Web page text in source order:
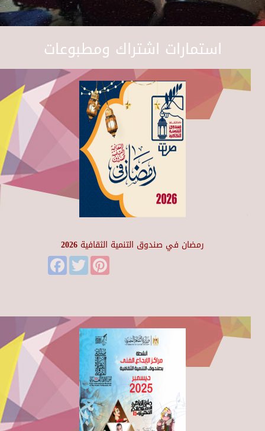
استمارات اشتراك ومطبوعات
رمضان في صندوق التنمية الثقافية 2026
FacebookTwitter